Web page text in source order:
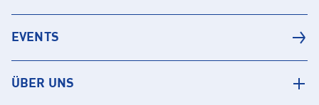
EVENTS
ÜBER UNS